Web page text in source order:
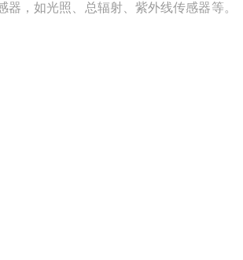
，如光照、总辐射、紫外线传感器等